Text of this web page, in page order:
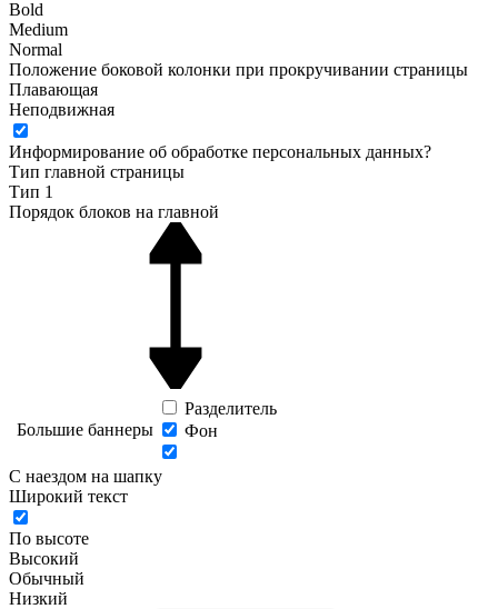
Bold
Medium
Normal
Положение боковой колонки при прокручивании страницы
Плавающая
Неподвижная
Информирование об обработке персональных данных?
Тип главной страницы
Тип 1
Порядок блоков на главной
Большие баннеры
Разделитель
Фон
С наездом на шапку
Широкий текст
По высоте
Высокий
Обычный
Низкий